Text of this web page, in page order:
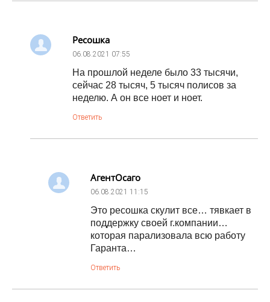
Ресошка
06.08.2021 07:55
На прошлой неделе было 33 тысячи,
сейчас 28 тысяч, 5 тысяч полисов за
неделю. А он все ноет и ноет.
Ответить
АгентОсаго
06.08.2021 11:15
Это ресошка скулит все… тявкает в
поддержку своей г.компании…
которая парализовала всю работу
Гаранта…
Ответить